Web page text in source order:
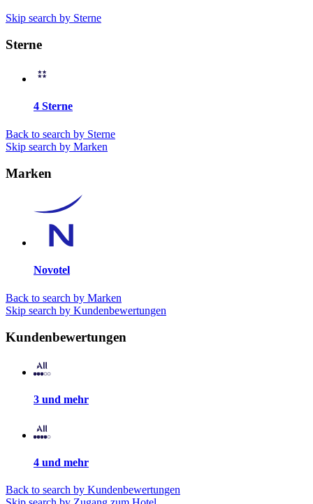
Skip search by Sterne
Sterne
4 Sterne
Back to search by Sterne
Skip search by Marken
Marken
Novotel
Back to search by Marken
Skip search by Kundenbewertungen
Kundenbewertungen
3 und mehr
4 und mehr
Back to search by Kundenbewertungen